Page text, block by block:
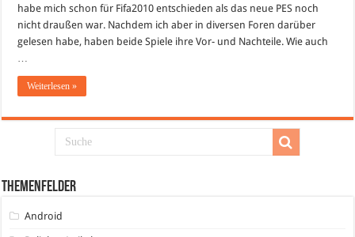
habe mich schon für Fifa2010 entschieden als das neue PES noch
nicht draußen war. Nachdem ich aber in diversen Foren darüber
gelesen habe, haben beide Spiele ihre Vor- und Nachteile. Wie auch
…
Weiterlesen »
Themenfelder
Android